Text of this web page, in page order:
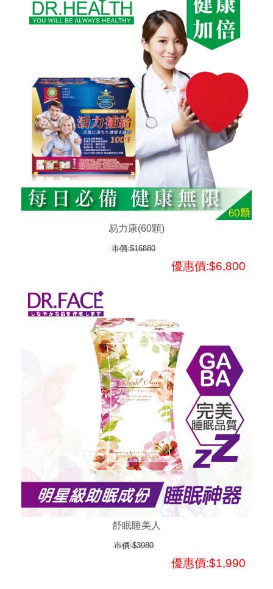
易力康(60顆)
市價:$16880
優惠價:$6,800
舒眠睡美人
市價:$3980
優惠價:$1,990